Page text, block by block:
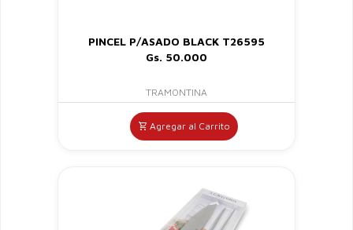
PINCEL P/ASADO BLACK T26595
Gs. 50.000
TRAMONTINA
Agregar al Carrito